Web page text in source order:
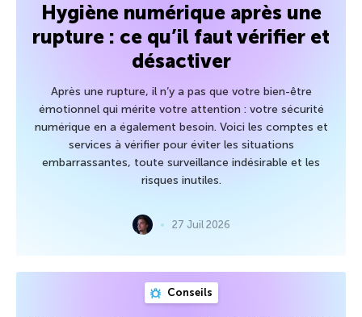
Hygiène numérique après une
rupture : ce qu’il faut vérifier et
désactiver
Après une rupture, il n’y a pas que votre bien-être
émotionnel qui mérite votre attention : votre sécurité
numérique en a également besoin. Voici les comptes et
services à vérifier pour éviter les situations
embarrassantes, toute surveillance indésirable et les
risques inutiles.
27 Juil 2026
Conseils